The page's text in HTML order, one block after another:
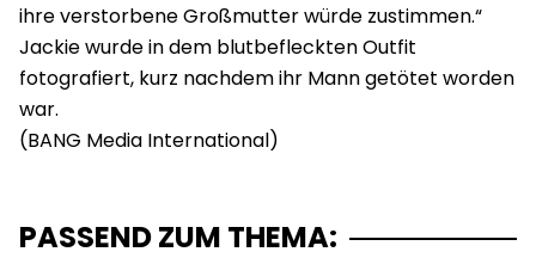
ihre verstorbene Großmutter würde zustimmen.“
Jackie wurde in dem blutbefleckten Outfit
fotografiert, kurz nachdem ihr Mann getötet worden
war.
PASSEND ZUM THEMA: